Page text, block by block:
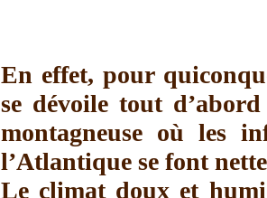
En effet, pour
se dévoile tout d’abord
montagneuse où les
l’Atlantique se font
Le climat doux et